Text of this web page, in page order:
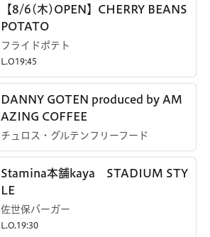
【8/6(木)OPEN】CHERRY BEANS
POTATO
フライドポテト
L.O19:45
DANNY GOTEN produced by AM
AZING COFFEE
チュロス・グルテンフリーフード
Stamina本舗kaya STADIUM STY
LE
佐世保バーガー
L.O.19:30